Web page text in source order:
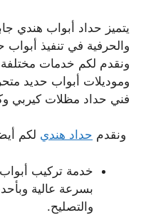
يتميز حداد أبواب هندي
والحرفية في تنفيذ أبواب
ونقدم لكم خدمات مختلفة
وموديلات أبواب حديد
فني حداد مظلات كيربي
ونقدم حداد هندي لكم
خدمة تركيب
بسرعة عالية
والتصليح.